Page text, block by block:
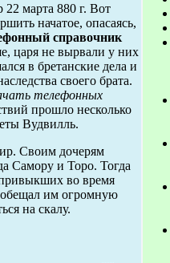
марта 880 г. Вот
начатое, опасаясь,
справочник
царя не вырвали у них
в бретанские дела и
своего брата.
телефонных
прошло несколько
Вудвилль.
Своим дочерям
Самору и Торо. Тогда
во время
им огромную
на скалу.